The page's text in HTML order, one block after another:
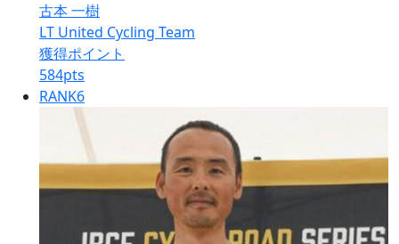
古本 一樹
LT United Cycling Team
獲得ポイント
584pts
RANK6